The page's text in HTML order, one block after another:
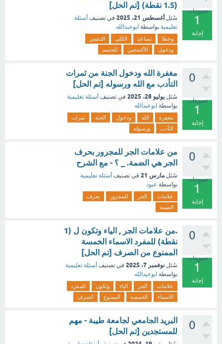
تصويتات
1
إجابة
(1.5 نقطة) [تم الحل]
سُئل أغسطس 21، 2025 في تصنيف أسئلة
تعليمية بواسطة ابوعبدالله
وخطا تساعد الكلى
التنفس
ودخول
الأكسجين للجسم
0
تصويتات
1
إجابة
مغفرة الله ودخول الجنة من ثمرات
التأدب مع الله ورسوله [تم الحل]
سُئل يوليو 28، 2025 في تصنيف أسئلة تعليمية
بواسطة ابوعبدالله
مغفرة الله ودخول الجنة
ثمرات
التأدب
ورسوله
0
تصويتات
1
إجابة
من علامات الجر للمجرور بحرف
الجر هي الضمة. _ ؟ - مع الشرح
سُئل مارس 21 في تصنيف أسئلة تعليمية
بواسطة عبود
علامات الجر للمجرور
بحرف
الضمة
0
تصويتات
1
إجابة
.من علامات الجر , الياء وتكون ل (1
نقطة) للمفرد الاسماء الخمسة
الممنوع من الصرف [تم الحل]
سُئل نوفمبر 7، 2025 في تصنيف أسئلة تعليمية
بواسطة ابوعبدالله
علامات الجر الياء وتكون
للمفرد
الاسماء
الخمسة الممنوع الصرف
0
البريد الجامعي لجامعة طيبة - مهم
للمستجدين [تم الحل]